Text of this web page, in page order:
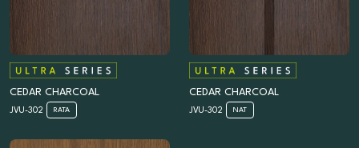
CEDAR CHARCOAL
JVU-302 RATA
CEDAR CHARCOAL
JVU-302 NAT